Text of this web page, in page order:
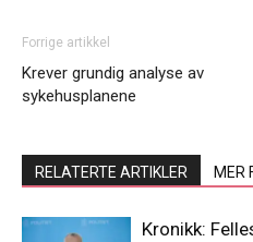
Forrige artikkel
Krever grundig analyse av
sykehusplanene
RELATERTE ARTIKLER MER
Kronikk: